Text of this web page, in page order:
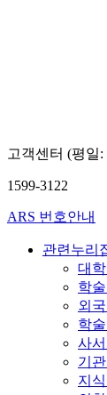
고객센터 (평일:
1599-3122
ARS 번호안내
관련누리
대
학
외
학
사
기
지